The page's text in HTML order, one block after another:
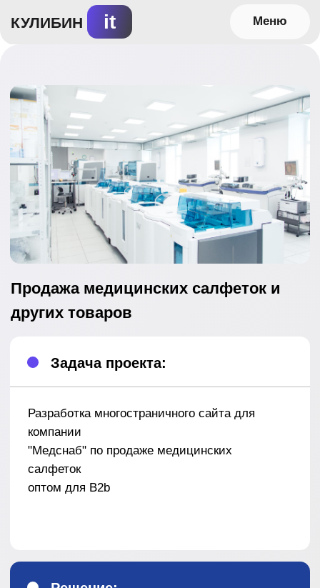
КУЛИБИН it
Продажа медицинских салфеток и
других товаров
Решение:
Разработали сайт - каталог на платформе
Word Press.
Администрирование происходит в адмике
удобно и функционально
Задача проекта:
Разработка многостраничного сайта для
компании
"Медснаб" по продаже медицинских